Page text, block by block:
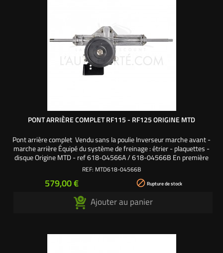
PONT ARRIÈRE COMPLET RF115 - RF125 ORIGINE MTD
Pont arrière complet Vendu sans la poulie Inverseur marche avant -
marche arrière Équipé du système de freinage : étrier - plaquettes -
disque Origine MTD - ref 618-04566A / 618-04566B En première
monte sur les tracteurs tondeuses autoportées MTD RF115 -
REF: MTD618-04566B
Prix
579,00 €  Rupture de stock
Ajouter au panier